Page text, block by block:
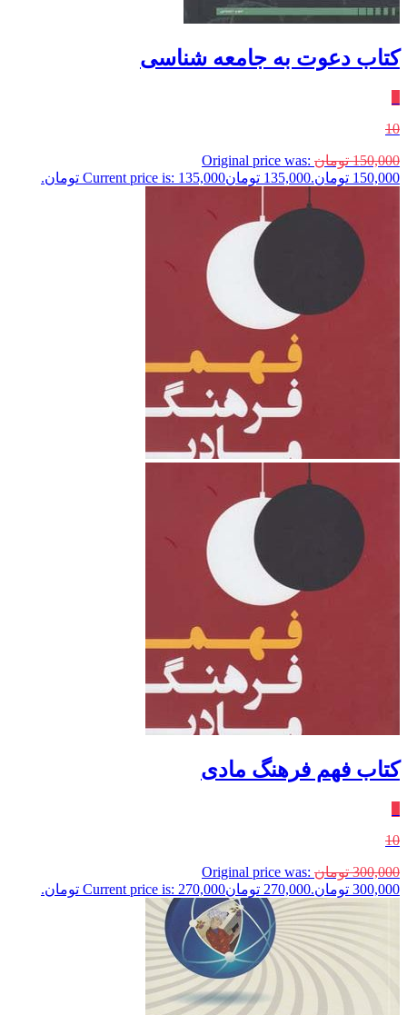
کتاب دعوت به جامعه شناسی
10
150,000 تومان Original price was:
150,000 تومان.
135,000 تومانCurrent price is: 135,000 تومان.
کتاب فهم فرهنگ مادی
10
300,000 تومان Original price was:
300,000 تومان.
270,000 تومانCurrent price is: 270,000 تومان.